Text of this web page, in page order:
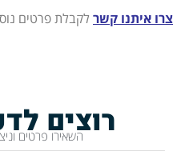
צרו איתנו קשר לקבלת פרטים
רוצים
השאירו פרטים